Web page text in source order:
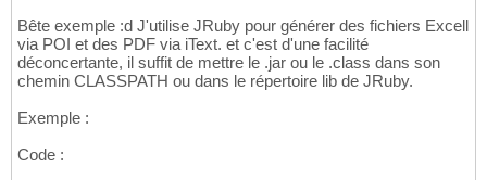
Bête exemple :d J'utilise JRuby pour générer des fichiers Excell
via POI et des PDF via iText. et c'est d'une facilité
déconcertante, il suffit de mettre le .jar ou le .class dans son
chemin CLASSPATH ou dans le répertoire lib de JRuby.
Exemple :
Code :